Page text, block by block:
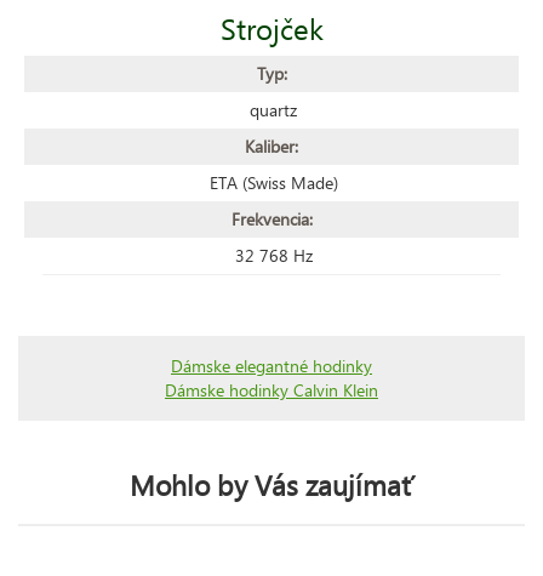
Strojček
Typ:
quartz
Kaliber:
ETA (Swiss Made)
Frekvencia:
32 768 Hz
Dámske elegantné hodinky
Dámske hodinky Calvin Klein
Mohlo by Vás zaujímať